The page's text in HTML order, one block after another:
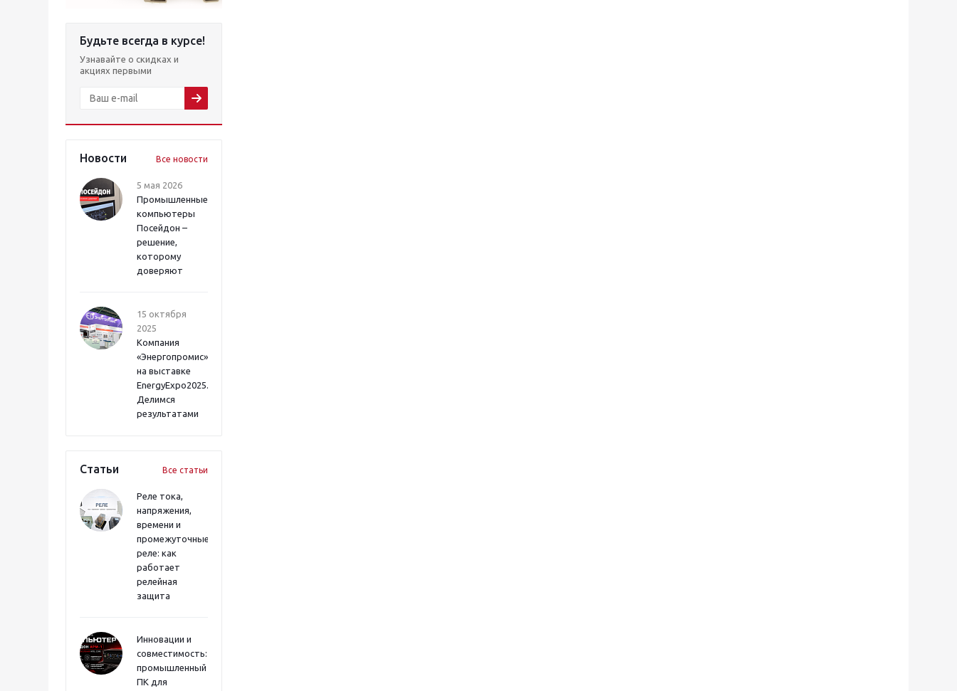
Будьте всегда в курсе!
Узнавайте о скидках и
акциях первыми
Новости Все новости
5 мая 2026
Промышленные
компьютеры
Посейдон –
решение,
которому
доверяют
15 октября
2025
Компания
«Энергопромис»
на выставке
EnergyExpo2025.
Делимся
результатами
Статьи Все статьи
Реле тока,
напряжения,
времени и
промежуточные
реле: как
работает
релейная
защита
Инновации и
совместимость:
промышленный
ПК для